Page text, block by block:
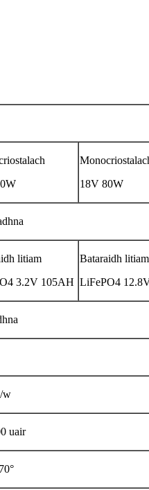
18V 80W
litiam
3.2V 105AH
Bataraidh litiam
LiFePO4
w
uair